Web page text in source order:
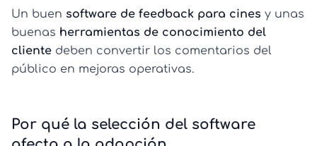
Un buen software de feedback para cines y unas
buenas herramientas de conocimiento del
cliente deben convertir los comentarios del
público en mejoras operativas.
Por qué la selección del software